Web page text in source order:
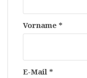
Vorname *
E-Mail *